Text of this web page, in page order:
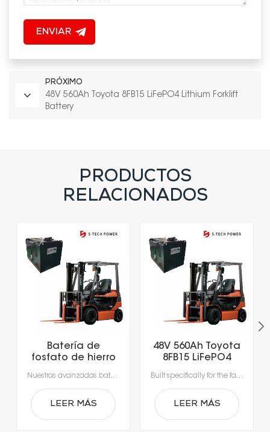
ENVIAR
PRÓXIMO
48V 560Ah Toyota 8FB15 LiFePO4 Lithium Forklift
Battery
PRODUCTOS
RELACIONADOS
Batería de
fosfato de hierro
montacargas de
51,2 V y 560 Ah
Nuestras avanzadas baterías de iones de litio, diseñadas específicamente para las exigencias de la manipulación moderna de materiales.Experimente una productividad sin precedentes con una carga rápida que tarda tan solo 1-2 horas, lo que permite cargar la batería durante los descansos y elimina los largos tiempos de inactividad por cambio de batería.Gracias a los sistemas de gestión de baterías (BMS) integrados, que garantizan una seguridad, un rendimiento y una durabilidad óptimos, obtendrá una alimentación fiable, más inteligente y segura.
LEER MÁS
48V 560Ah Toyota
8FB15 LiFePO4
Battery
Built specifically for the fast-paced nature of modern material handling, our lithium-ion batteries offer the agility your operation demands. Rapid 1- to 2-hour charging supports opportunity charging during breaks, significantly reducing downtime and keeping your fleet moving. Featuring a sophisticated Battery Management System (BMS), our technology delivers continuous safety monitoring, superior performance, and durable power—giving you a smarter, safer energy solution for your facility.
LEER MÁS